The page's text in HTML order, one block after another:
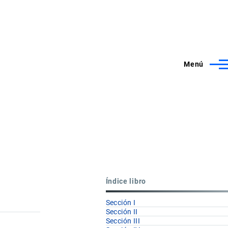
Menú
Índice libro
Sección I
Sección II
Sección III